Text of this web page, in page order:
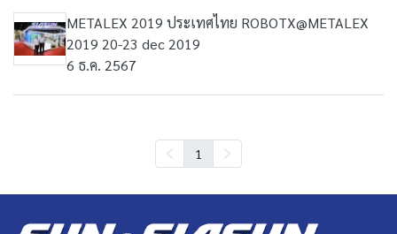
METALEX 2019 ประเทศไทย ROBOTX@METALEX
2019 20-23 dec 2019
6 ธ.ค. 2567
1